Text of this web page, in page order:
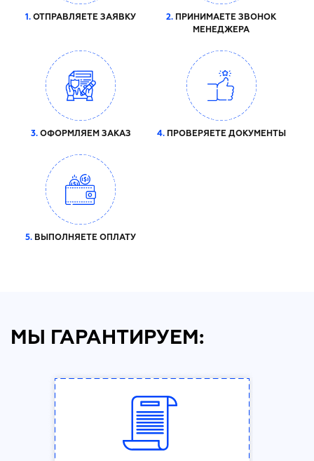
1. ОТПРАВЛЯЕТЕ ЗАЯВКУ 2. ПРИНИМАЕТЕ ЗВОНОК
МЕНЕДЖЕРА
3.ОФОРМЛЯЕМ ЗАКАЗ 4.ПРОВЕРЯЕТЕ ДОКУМЕНТЫ
5. ВЫПОЛНЯЕТЕ ОПЛАТУ
МЫ ГАРАНТИРУЕМ: